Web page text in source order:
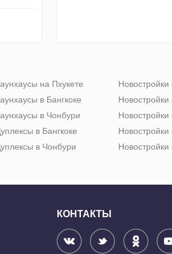
на Пхукете
в Бангкоке
в Чонбури
в Бангкоке
в Чонбури
Новостройки
Новостройки
Новостройки
КОНТАКТЫ